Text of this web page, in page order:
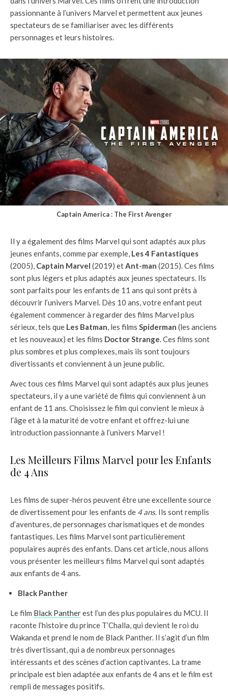
passionnante à l’univers Marvel et permettent aux jeunes
spectateurs de se familiariser avec les différents
personnages et leurs histoires.
Captain America : The First Avenger
Il y a également des films Marvel qui sont adaptés aux plus
jeunes enfants, comme par exemple, Les 4 Fantastiques
(2005), Captain Marvel (2019) etAnt-man (2015). Ces films
sont plus légers et plus adaptés aux jeunes spectateurs. Ils
sont parfaits pour les enfants de 11 ans qui sont prêts à
découvrir l’univers Marvel. Dès 10 ans, votre enfant peut
également commencer à regarder des films Marvel plus
sérieux, tels que Les Batman, les films Spiderman (les anciens
et les nouveaux) et les films Doctor Strange. Ces films sont
plus sombres et plus complexes, mais ils sont toujours
divertissants et conviennent à un jeune public.
Avec tous ces films Marvel qui sont adaptés aux plus jeunes
spectateurs, il y a une variété de films qui conviennent à un
enfant de 11 ans. Choisissez le film qui convient le mieux à
l’âge et à la maturité de votre enfant et offrez-lui une
introduction passionnante à l’univers Marvel !
Les Meilleurs Films Marvel pour les Enfants
de 4 Ans
Les films de super-héros peuvent être une excellente source
de divertissement pour les enfants de 4 ans. Ils sont remplis
d’aventures, de personnages charismatiques et de mondes
fantastiques. Les films Marvel sont particulièrement
populaires auprès des enfants. Dans cet article, nous allons
vous présenter les meilleurs films Marvel qui sont adaptés
aux enfants de 4 ans.
Black Panther
Le film Black Pantherest l’un des plus populaires du MCU. Il
raconte l’histoire du prince T’Challa, qui devient le roi du
Wakanda et prend le nom de Black Panther. Il s’agit d’un film
très divertissant, qui a de nombreux personnages
intéressants et des scènes d’action captivantes. La trame
principale est bien adaptée aux enfants de 4 ans et le film est
rempli de messages positifs.